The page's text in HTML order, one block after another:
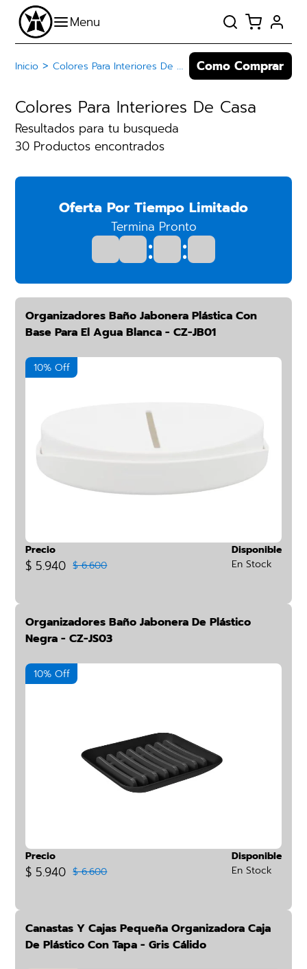
Inicio >Colores Para Interiores De Casa Como Comprar
Colores Para Interiores De Casa
Resultados para tu busqueda
30 Productos encontrados
Oferta Por Tiempo Limitado
Termina Pronto
: :
Organizadores Baño Jabonera Plástica Con
Base Para El Agua Blanca - CZ-JB01
10% Off
Precio
$ 5.940 $ 6.600
Disponible
En Stock
Organizadores Baño Jabonera De Plástico
Negra - CZ-JS03
10% Off
Precio
$ 5.940 $ 6.600
Disponible
En Stock
Canastas Y Cajas Pequeña Organizadora Caja
De Plástico Con Tapa - Gris Cálido